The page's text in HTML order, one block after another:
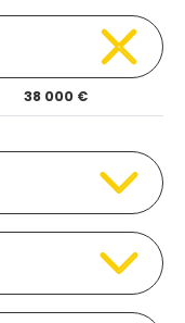
38 000 €